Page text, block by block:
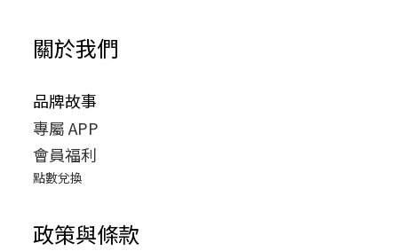
關於我們
品牌故事
專屬 APP
會員福利
點數兌換
政策與條款